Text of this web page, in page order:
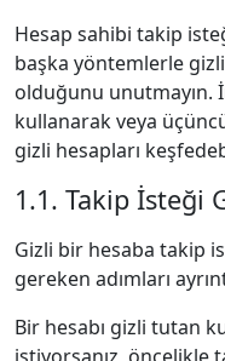
Hesap sahibi takip
başka yöntemlerle
olduğunu unutmayın.
kullanarak veya
gizli hesapları
1.1. Takip İsteği
Gizli bir hesaba takip
gereken adımları
Bir hesabı gizli tutan